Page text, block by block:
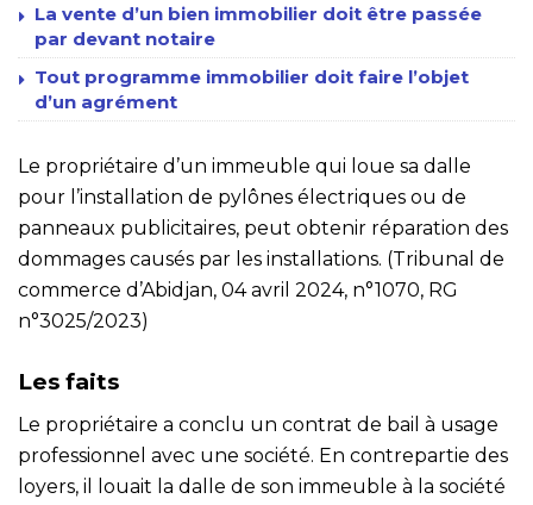
La vente d’un bien immobilier doit être passée
par devant notaire
Tout programme immobilier doit faire l’objet
d’un agrément
Le propriétaire d’un immeuble qui loue sa dalle
pour l’installation de pylônes électriques ou de
panneaux publicitaires, peut obtenir réparation des
dommages causés par les installations. (Tribunal de
commerce d’Abidjan, 04 avril 2024, n°1070, RG
n°3025/2023)
Les faits
Le propriétaire a conclu un contrat de bail à usage
professionnel avec une société. En contrepartie des
loyers, il louait la dalle de son immeuble à la société